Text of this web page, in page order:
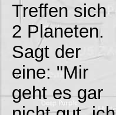
Treffen sich
2 Planeten.
Sagt der
eine: "Mir
geht es gar